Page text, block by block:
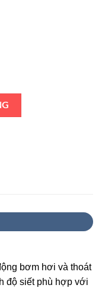
bơm hơi và thoát
độ siết phù hợp với